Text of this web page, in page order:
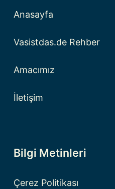
Anasayfa
Vasistdas.de Rehber
Amacımız
İletişim
Bilgi Metinleri
Çerez Politikası